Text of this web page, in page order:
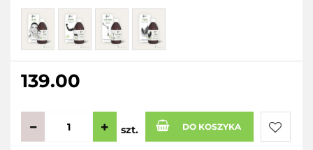
139.00
szt. DO KOSZYKA